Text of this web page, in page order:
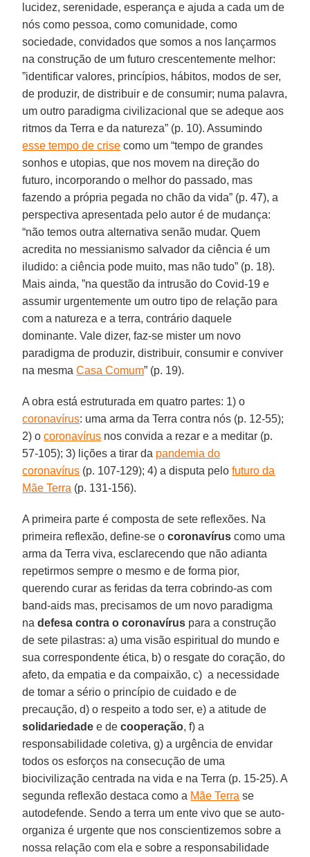
lucidez, serenidade, esperança e ajuda a cada um de
nós como pessoa, como comunidade, como
sociedade, convidados que somos a nos lançarmos
na construção de um futuro crescentemente melhor:
”identificar valores, princípios, hábitos, modos de ser,
de produzir, de distribuir e de consumir; numa palavra,
um outro paradigma civilizacional que se adeque aos
ritmos da Terra e da natureza” (p. 10). Assumindo
esse tempo de crise como um “tempo de grandes
sonhos e utopias, que nos movem na direção do
futuro, incorporando o melhor do passado, mas
fazendo a própria pegada no chão da vida” (p. 47), a
perspectiva apresentada pelo autor é de mudança:
“não temos outra alternativa senão mudar. Quem
acredita no messianismo salvador da ciência é um
iludido: a ciência pode muito, mas não tudo” (p. 18).
Mais ainda, ”na questão da intrusão do Covid-19 e
assumir urgentemente um outro tipo de relação para
com a natureza e a terra, contrário daquele
dominante. Vale dizer, faz-se mister um novo
paradigma de produzir, distribuir, consumir e conviver
na mesmaCasa Comum” (p. 19).
A obra está estruturada em quatro partes: 1) o
coronavírus: uma arma da Terra contra nós (p. 12-55);
2) ocoronavírus nos convida a rezar e a meditar (p.
57-105); 3) lições a tirar da pandemia do
coronavírus (p. 107-129); 4) a disputa pelofuturo da
Mãe Terra (p. 131-156).
A primeira parte é composta de sete reflexões. Na
primeira reflexão, define-se ocoronavírus como uma
arma da Terra viva, esclarecendo que não adianta
repetirmos sempre o mesmo e de forma pior,
querendo curar as feridas da terra cobrindo-as com
band-aids mas, precisamos de um novo paradigma
nadefesa contra o coronavírus para a construção
de sete pilastras: a) uma visão espiritual do mundo e
sua correspondente ética, b) o resgate do coração, do
afeto, da empatia e da compaixão, c) a necessidade
de tomar a sério o princípio de cuidado e de
precaução, d) o respeito a todo ser, e) a atitude de
solidariedade e decooperação, f) a
responsabilidade coletiva, g) a urgência de envidar
todos os esforços na consecução de uma
biocivilização centrada na vida e na Terra (p. 15-25). A
segunda reflexão destaca como a Mãe Terra se
autodefende. Sendo a terra um ente vivo que se auto-
organiza é urgente que nos conscientizemos sobre a
nossa relação com ela e sobre a responsabilidade